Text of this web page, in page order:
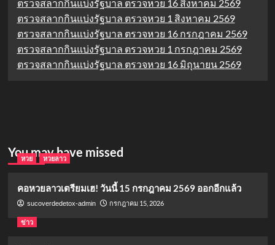
ตรวจสลากกินแบ่งรัฐบาล ตรวจหวย 16 สิงหาคม 2569
ตรวจสลากกินแบ่งรัฐบาล ตรวจหวย 1 สิงหาคม 2569
ตรวจสลากกินแบ่งรัฐบาล ตรวจหวย 16 กรกฎาคม 2569
ตรวจสลากกินแบ่งรัฐบาล ตรวจหวย 1 กรกฎาคม 2569
ตรวจสลากกินแบ่งรัฐบาล ตรวจหวย 16 มิถุนายน 2569
You may have missed
หวย หวยลาว
คอหวยลาวเตรียมเฮ! วันนี้ 15 กรกฎาคม 2569 ออกอีกแล้ว
sucoverdedetox-admin กรกฎาคม 15, 2026
ข่าว